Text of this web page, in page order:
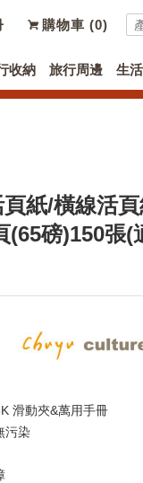
購物車 (0)
收納 旅行周邊 生活
紙/橫線活
(65磅)150張(
滑動夾&萬用手冊
污染